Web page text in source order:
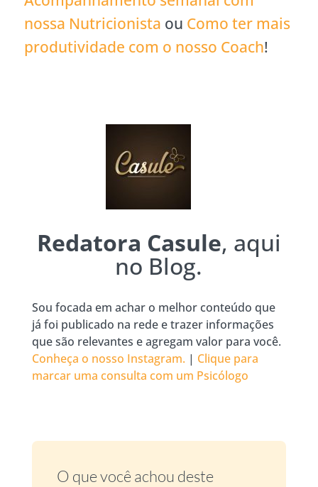
nossa Nutricionista ou Como ter mais
produtividade com o nosso Coach!
Redatora Casule, aqui
no Blog.
Sou focada em achar o melhor conteúdo que
já foi publicado na rede e trazer informações
que são relevantes e agregam valor para você.
Conheça o nosso Instagram. | Clique para
marcar uma consulta com um Psicólogo
O que você achou deste